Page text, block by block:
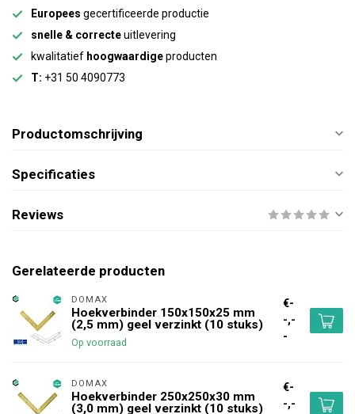
Europees gecertificeerde productie
snelle & correcteuitlevering
kwalitatief hoogwaardigeproducten
T: +31 50 4090773
Productomschrijving
Specificaties
Reviews
Gerelateerde producten
DOMAX
Hoekverbinder 150x150x25 mm
(2,5 mm) geel verzinkt (10 stuks)
Op voorraad
€-
-,-
-
DOMAX
Hoekverbinder 250x250x30 mm
(3,0 mm) geel verzinkt (10 stuks)
€-
-,-